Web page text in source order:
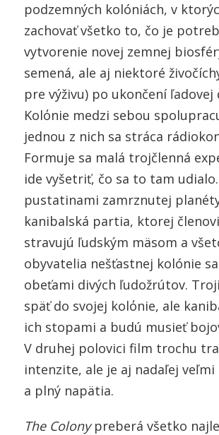
podzemných kolóniách, v
zachovať všetko to, čo je
vytvorenie novej zemnej
semená, ale aj niektoré
pre výživu) po ukončení ľadovej
Kolόnie medzi sebou
jednou z nich sa stráca
Formuje sa malá trojčlenná
ide vyšetriť, čo sa to tam
pustatinami zamrznutej
kanibalská partia, ktorej
stravujú ľudským mäsom a
obyvatelia nešťastnej kolónie
obeťami divých ľudožrútov.
späť do svojej kolόnie, ale
ich stopami a budú musieť
V druhej polovici film trochu
intenzite, ale je aj nadaľej
a plný napätia.
The Colonypreberá všetko